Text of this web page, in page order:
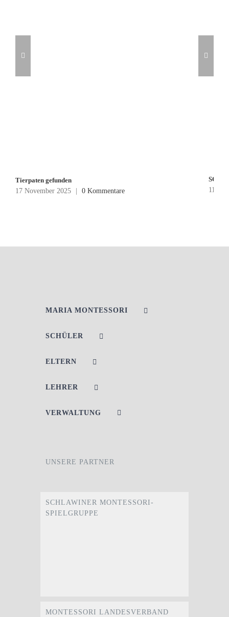
Tierpaten gefunden
17 November 2025
0 Kommentare
11
MARIA MONTESSORI
SCHÜLER
ELTERN
LEHRER
VERWALTUNG
UNSERE PARTNER
SCHLAWINER MONTESSORI-
SPIELGRUPPE
MONTESSORI LANDESVERBAND